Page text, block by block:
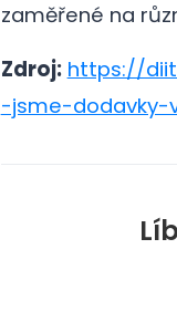
zaměřené na
Zdroj: https://
-jsme-dodavky-